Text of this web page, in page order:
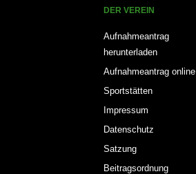
DER VEREIN
Aufnahmeantrag
herunterladen
Aufnahmeantrag online
Sportstätten
Impressum
Datenschutz
Satzung
Beitragsordnung